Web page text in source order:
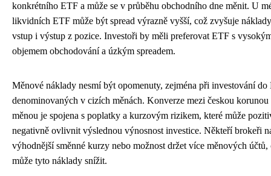
konkrétního ETF a může se v průběhu obchodního dne měnit. U
likvidních ETF může být spread výrazně vyšší, což zvyšuje
vstup i výstup z pozice. Investoři by měli preferovat ETF s
objemem obchodování a úzkým spreadem.
Měnové náklady nesmí být opomenuty, zejména při investování do
denominovaných v cizích měnách. Konverze mezi českou korunou
měnou je spojena s poplatky a kurzovým rizikem, které může
negativně ovlivnit výslednou výnosnost investice. Někteří brokeři
výhodnější směnné kurzy nebo možnost držet více měnových účtů,
může tyto náklady snížit.